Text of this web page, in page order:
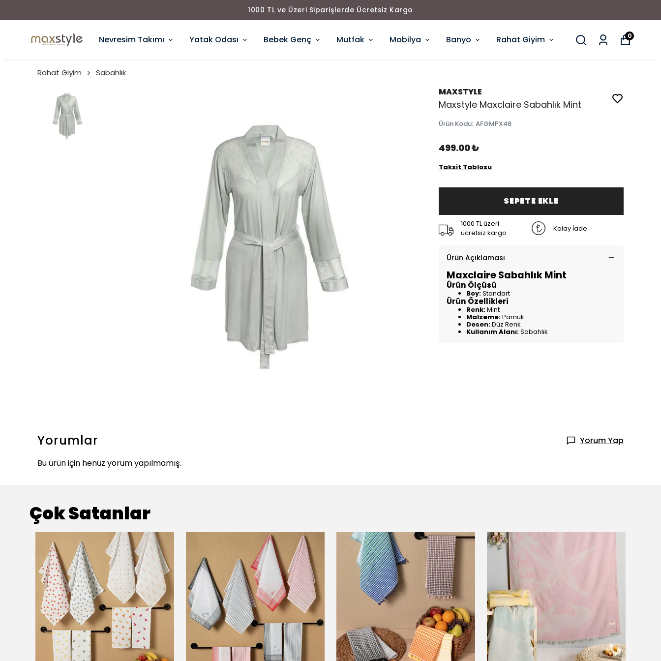
1000 TL ve Üzeri Siparişlerde Ücretsiz Kargo
Nevresim Takımı Yatak Odası Bebek Genç Mutfak Mobilya Banyo Rahat Giyim 0
Rahat Giyim Sabahlık
MAXSTYLE
Maxstyle Maxclaire Sabahlık Mint
Ürün Kodu: AFGMPX48
499.00 ₺
Taksit Tablosu
SEPETE EKLE
1000 TL üzeri
ücretsiz kargo
Kolay İade
Ürün Açıklaması
Maxclaire Sabahlık Mint
Ürün Ölçüsü
Boy:Standart
Ürün Özellikleri
Renk:Mint
Malzeme:Pamuk
Desen:Düz Renk
Kullanım Alanı:Sabahlık
Yorumlar
Yorum Yap
Bu ürün için henüz yorum yapılmamış.
Çok Satanlar